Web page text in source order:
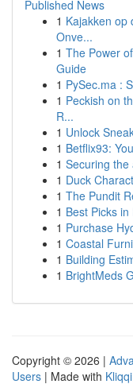
Published News
1 Kajakken op
Onve...
1 The Power
Guide
1 PySec.ma :
1 Peckish on
R...
1 Unlock
1 Betflix93:
1 Securing the
1 Duck
1 The Pundit
1 Best Picks
1 Purchase
1 Coastal
1 Building
1 BrightMeds
Copyright © 2026 |
Users | Made with